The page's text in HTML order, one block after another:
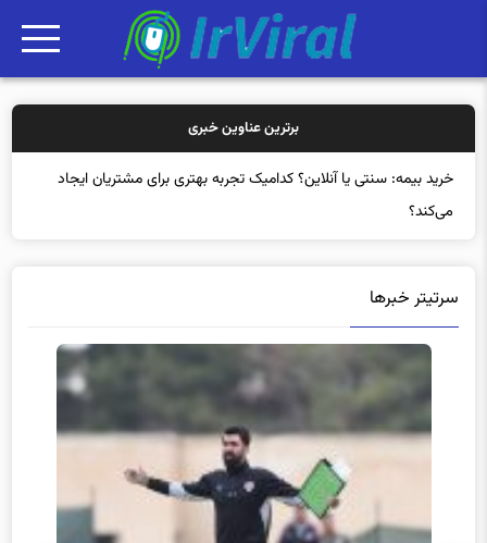
برترین عناوین خبری
خرید بیمه: سنتی یا آنلاین؟ کدامیک تجربه بهتری برای مشتریان ایجاد
می‌کند؟
سرتیتر خبرها